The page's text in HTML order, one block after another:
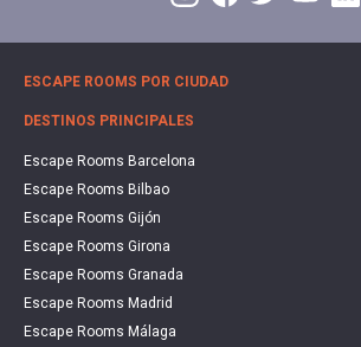
ESCAPE ROOMS POR CIUDAD
DESTINOS PRINCIPALES
Escape Rooms Barcelona
Escape Rooms Bilbao
Escape Rooms Gijón
Escape Rooms Girona
Escape Rooms Granada
Escape Rooms Madrid
Escape Rooms Málaga